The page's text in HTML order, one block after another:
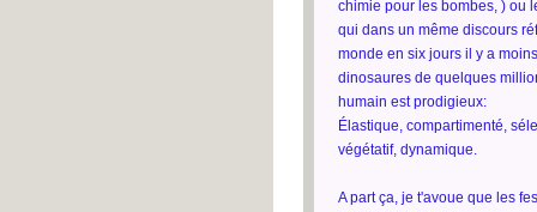
chimie pour les bombes, ) ou
qui dans un même discours
monde en six jours il y a
dinosaures de quelques
humain est prodigieux:
Élastique, compartimenté,
végétatif, dynamique.
A part ça, je t'avoue que les